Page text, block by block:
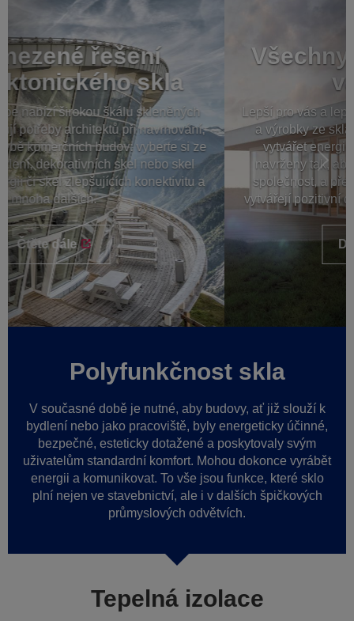
Všechny výhody skla pro
váš domov
Lepší pro vás a lepší pro náš svět: s nejnovějšími okny
a výrobky ze skla můžete nyní doma šetřit energii,
vytvářet energii a zlepšovat svou pohodu. Jsou
navrženy tak, aby byly udržitelné a prospěšné pro
společnost, a přesahují rámec krásného designu a
vytvářejí pozitivní dopad. Ciťte se doma dobře s AGC.
Další informace
Polyfunkčnost skla
V současné době je nutné, aby budovy, ať již slouží k
bydlení nebo jako pracoviště, byly energeticky účinné,
bezpečné, esteticky dotažené a poskytovaly svým
uživatelům standardní komfort. Mohou dokonce vyrábět
energii a komunikovat. To vše jsou funkce, které sklo
plní nejen ve stavebnictví, ale i v dalších špičkových
průmyslových odvětvích.
Tepelná izolace